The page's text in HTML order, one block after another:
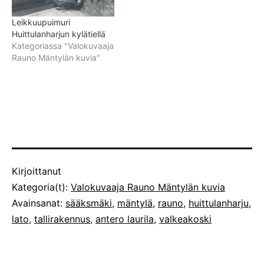
Leikkuupuimuri
Huittulanharjun kylätiellä
Kategoriassa "Valokuvaaja
Rauno Mäntylän kuvia"
Julkaistu
Kirjoittanut
Kategoria(t): Valokuvaaja Rauno Mäntylän kuvia
Avainsanat: sääksmäki, mäntylä, rauno, huittulanharju,
lato, tallirakennus, antero laurila, valkeakoski